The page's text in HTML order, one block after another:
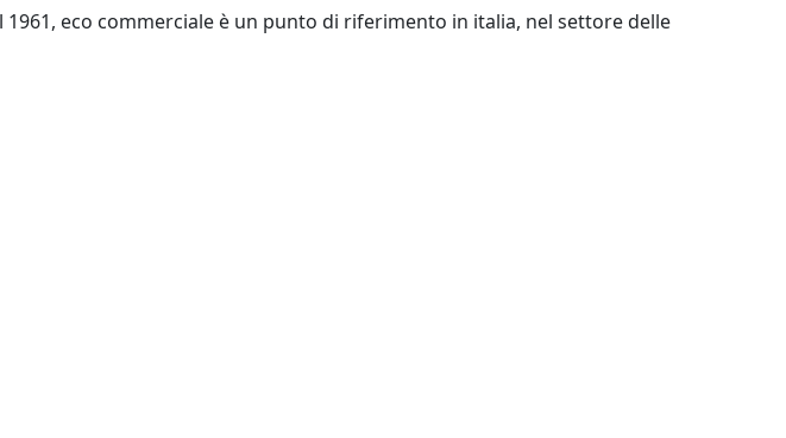
eco commerciale è un punto di riferimento in italia, nel settore delle